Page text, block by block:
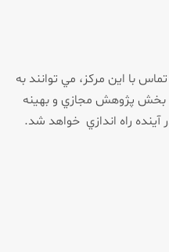
با اين مركز، مي توانند به
بخش پژوهش مجازي و بهينه
راه اندازي خواهد شد.